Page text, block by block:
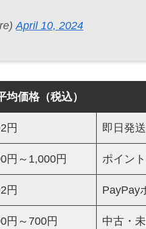
April 10, 2024
均価格（税込）
円 即日発
円～1,000円 ポイン
円 PayPay
円～700円 中古・